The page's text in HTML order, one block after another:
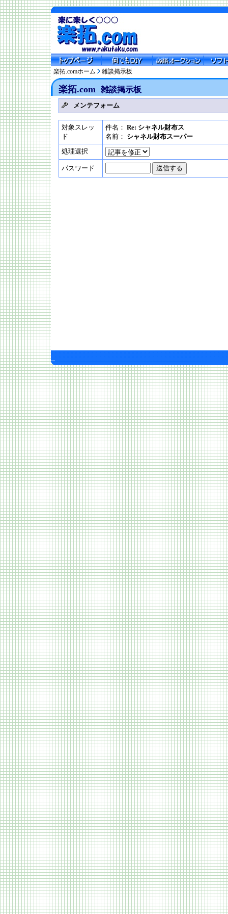
楽拓.comホーム 雑談掲示板
楽拓.com 雑談掲示板
メンテフォーム
対象スレッ
ド
件名： Re: シャネル財布ス
名前： シャネル財布スーパー
処理選択
パスワード